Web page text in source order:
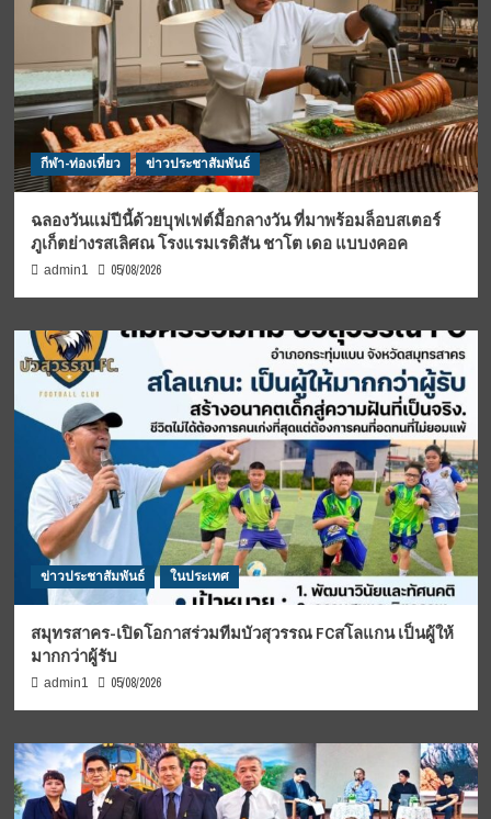
กีฬา-ท่องเที่ยว ข่าวประชาสัมพันธ์
ฉลองวันแม่ปีนี้ด้วยบุฟเฟต์มื้อกลางวัน ที่มาพร้อมล็อบสเตอร์
ภูเก็ตย่างรสเลิศณ โรงแรมเรดิสัน ชาโต เดอ แบบงคอค
admin1 05/08/2026
ข่าวประชาสัมพันธ์ ในประเทศ
สมุทรสาคร-เปิดโอกาสร่วมทีมบัวสุวรรณ FCสโลแกน เป็นผู้ให้
มากกว่าผู้รับ
admin1 05/08/2026